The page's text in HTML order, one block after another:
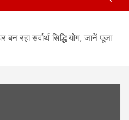
रहा सर्वार्थ सिद्धि योग, जानें पूजा